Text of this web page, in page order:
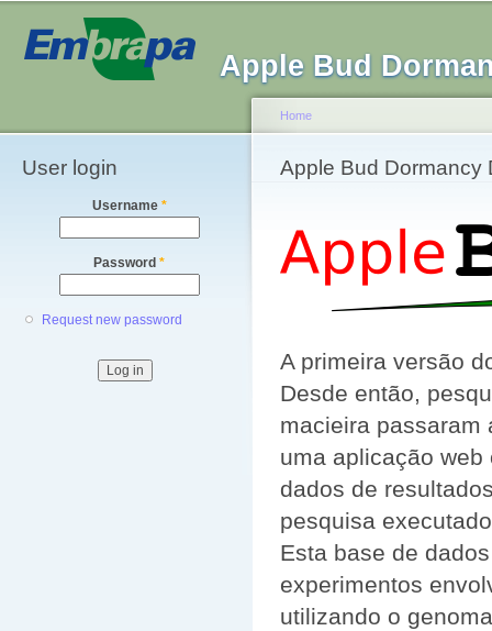
Apple Bud
User login
Username *
Password *
Request new password
You are here
Home
Apple Bud Dormancy
A primeira versão
Desde então,
macieira passaram
uma aplicação
dados de
pesquisa
Esta base de
experimentos
utilizando o